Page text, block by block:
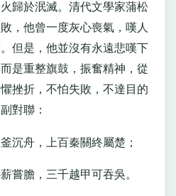
歸於泯滅。清代文學家蒲松
，他曾一度灰心喪氣，嘆人
但是，他並沒有永遠悲嘆下
是重整旗鼓，振奮精神，從
挫折，不怕失敗，不達目的
對聯：
舟，上百秦關終屬楚；
膽，三千越甲可吞吳。